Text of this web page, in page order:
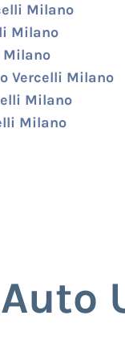
Milano
Milano
Milano
Vercelli Milano
Milano
Milano